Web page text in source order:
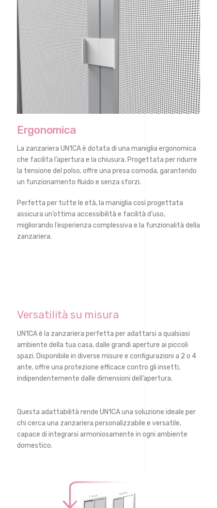
Ergonomica
La zanzariera UN1CA è dotata di una maniglia ergonomica
che facilita l’apertura e la chiusura. Progettata per ridurre
la tensione del polso, offre una presa comoda, garantendo
un funzionamento fluido e senza sforzi.
Perfetta per tutte le età, la maniglia così progettata
assicura un’ottima accessibilità e facilità d’uso,
migliorando l’esperienza complessiva e la funzionalità della
zanzariera.
Versatilità su misura
UN1CA è la zanzariera perfetta per adattarsi a qualsiasi
ambiente della tua casa, dalle grandi aperture ai piccoli
spazi. Disponibile in diverse misure e configurazioni a 2 o 4
ante, offre una protezione efficace contro gli insetti,
indipendentemente dalle dimensioni dell’apertura.
Questa adattabilità rende UN1CA una soluzione ideale per
chi cerca una zanzariera personalizzabile e versatile,
capace di integrarsi armoniosamente in ogni ambiente
domestico.